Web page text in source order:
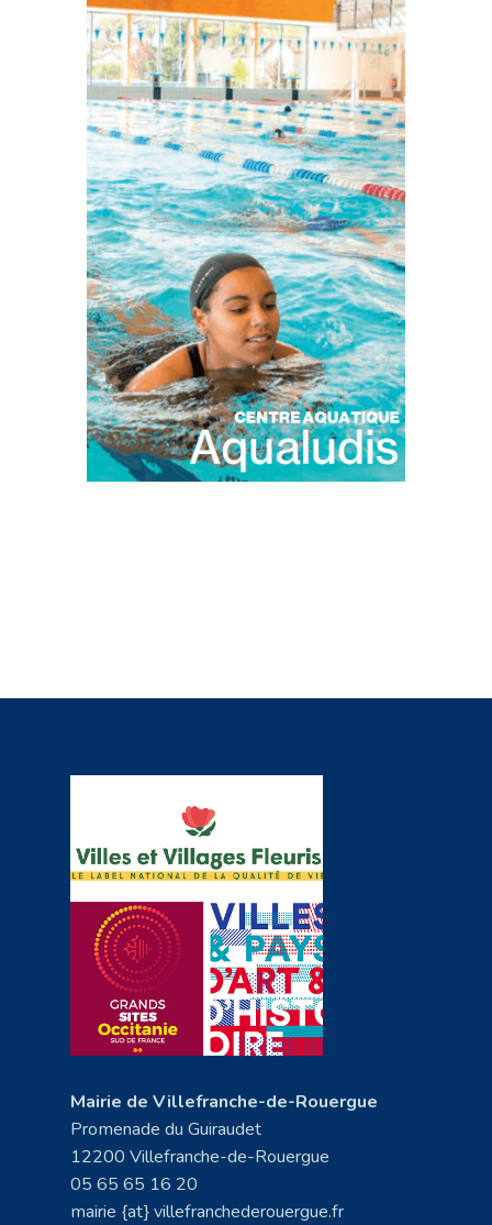
Mairie de Villefranche-de-Rouergue
Promenade du Guiraudet
12200 Villefranche-de-Rouergue
05 65 65 16 20
mairie {at} villefranchederouergue.fr